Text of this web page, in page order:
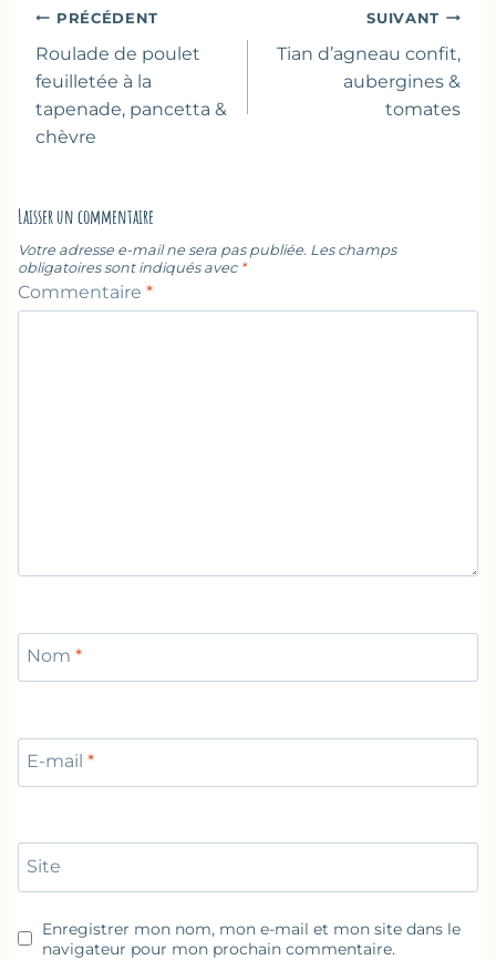
Navigation
de
l’article
PRÉCÉDENT
Roulade de poulet
feuilletée à la
tapenade, pancetta &
chèvre
SUIVANT
Tian d’agneau confit,
aubergines &
tomates
Laisser un commentaire
Votre adresse e-mail ne sera pas publiée. Les champs
obligatoires sont indiqués avec *
Commentaire *
Nom *
E-mail *
Site
Enregistrer mon nom, mon e-mail et mon site dans le
navigateur pour mon prochain commentaire.